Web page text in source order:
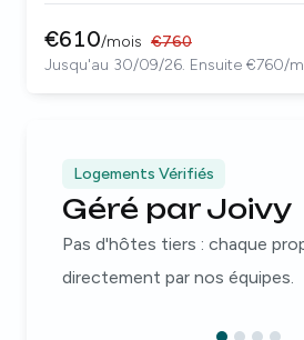
€610/mois €760
Jusqu'au 30/09/26. Ensuite €760/
Logements Vérifiés
Géré par Joivy
Pas d'hôtes tiers : chaque
directement par nos équipes.